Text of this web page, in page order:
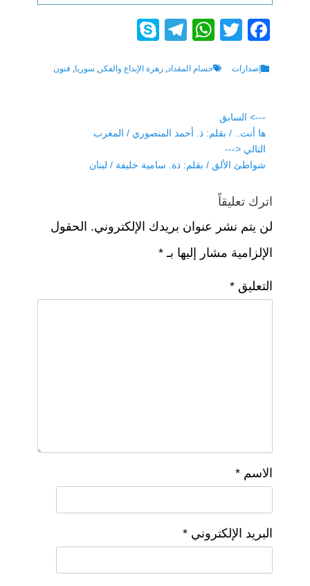
F
c
b
o
o
T
tt
W
at
p
p
T
e
m
p
Categories
إصدارات Tagsحسام المقداد, زهرة الإبداع والفكر , سوريا, فنون
تصفّح
المقالات
---> السابق
Previous
post:
ها أنت.. / بقلم: ذ. أحمد المنصوري / المغرب
التالي <---
Next
شواطئ الألق / بقلم: ذة. سامية خليفة / لبنان
اترك تعليقاً
لن يتم نشر عنوان بريدك الإلكتروني. الحقول
الإلزامية مشار إليها بـ *
التعليق *
الاسم *
البريد الإلكتروني *